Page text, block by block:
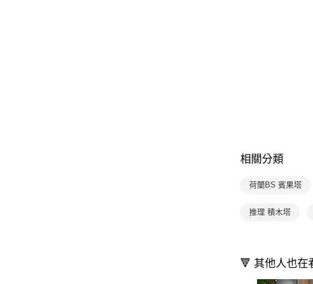
相關分類
荷蘭BS 賓果塔
推理 積木塔
🔻 其他人也在